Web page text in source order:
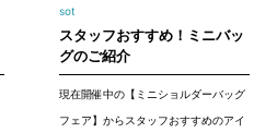
sot
スタッフおすすめ！ミニバッ
グのご紹介
現在開催中の【ミニショルダーバッグ
フェア】からスタッフおすすめのアイ